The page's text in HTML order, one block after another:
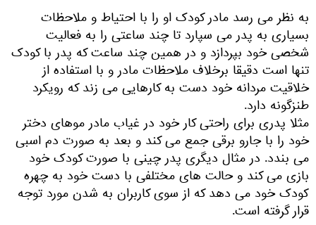
به نظر می رسد مادر کودک او را با احتیاط و ملاحظات
بسیاری به پدر می سپارد تا چند ساعتی را به فعالیت
شخصی خود بپردازد و در همین چند ساعت که پدر با کودک
تنها است دقیقا برخلاف ملاحظات مادر و با استفاده از
خلاقیت مردانه خود دست به کارهایی می زند که رویکرد
طنزگونه دارد.
مثلا پدری برای راحتی کار خود در غیاب مادر موهای دختر
خود را با جارو برقی جمع می کند و بعد به صورت دم اسبی
می بندد. در مثال دیگری پدر چینی با صورت کودک خود
بازی می کند و حالت های مختلفی با دست خود به چهره
کودک خود می دهد که از سوی کاربران به شدن مورد توجه
قرار گرفته است.